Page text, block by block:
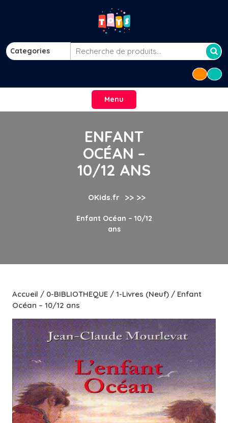
Categories
Recherche
Menu
ENFANT
OCÉAN –
10/12 ANS
OKids.fr >> >>
Enfant Océan – 10/12
ans
Accueil / 0-BIBLIOTHEQUE / 1-Livres (Neuf) / Enfant
Océan – 10/12 ans